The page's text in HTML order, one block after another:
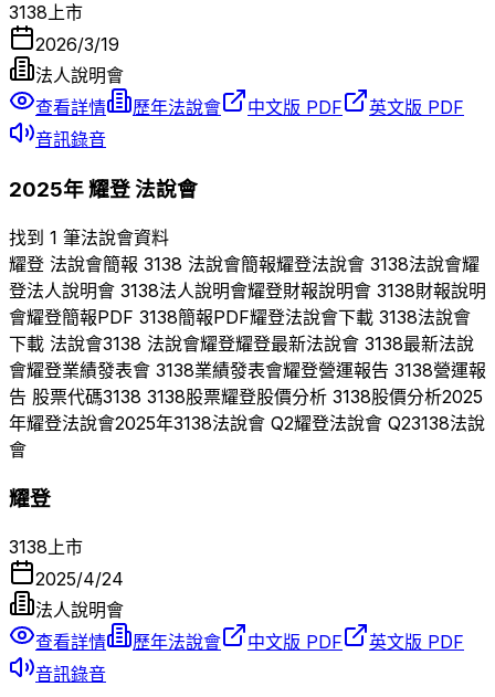
3138上市
2026/3/19
法人說明會
查看詳情
歷年法說會 中文版 PDF
英文版 PDF
音訊錄音
2025年耀登法說會
找到 1 筆法說會資料
耀登 法說會簡報 3138 法說會簡報耀登法說會 3138法說會耀
登法人說明會 3138法人說明會耀登財報說明會 3138財報說明
會耀登簡報PDF 3138簡報PDF耀登法說會下載 3138法說會
下載 法說會3138 法說會耀登耀登最新法說會 3138最新法說
會耀登業績發表會 3138業績發表會耀登營運報告 3138營運報
告 股票代碼3138 3138股票耀登股價分析 3138股價分析2025
年耀登法說會2025年3138法說會 Q2耀登法說會 Q23138法說
會
耀登
3138上市
2025/4/24
法人說明會
查看詳情
歷年法說會 中文版 PDF
英文版 PDF
音訊錄音